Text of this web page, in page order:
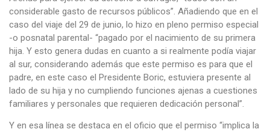
considerable gasto de recursos públicos”. Añadiendo que en el
caso del viaje del 29 de junio, lo hizo en pleno permiso especial
-o posnatal parental- “pagado por el nacimiento de su primera
hija. Y esto genera dudas en cuanto a si realmente podía viajar
al sur, considerando además que este permiso es para que el
padre, en este caso el Presidente Boric, estuviera presente al
lado de su hija y no cumpliendo funciones ajenas a cuestiones
familiares y personales que requieren dedicación personal”.
Y en esa línea se destaca en el oficio que el permiso “implica la